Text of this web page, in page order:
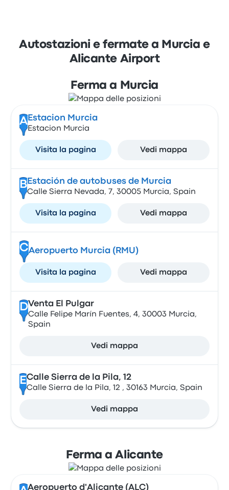
Autostazioni e fermate a Murcia e
Alicante Airport
Ferma a Murcia
A Estacion Murcia
Estacion Murcia
Visita la pagina Vedi mappa
B Estación de autobuses de Murcia
Calle Sierra Nevada, 7, 30005 Murcia, Spain
Visita la pagina Vedi mappa
CAeropuerto Murcia (RMU)
Visita la pagina Vedi mappa
DVenta El Pulgar
Calle Felipe Marín Fuentes, 4, 30003 Murcia,
Spain
Vedi mappa
ECalle Sierra de la Pila, 12
Calle Sierra de la Pila, 12 , 30163 Murcia, Spain
Vedi mappa
Ferma a Alicante
Aeropuerto d'Alicante (ALC)